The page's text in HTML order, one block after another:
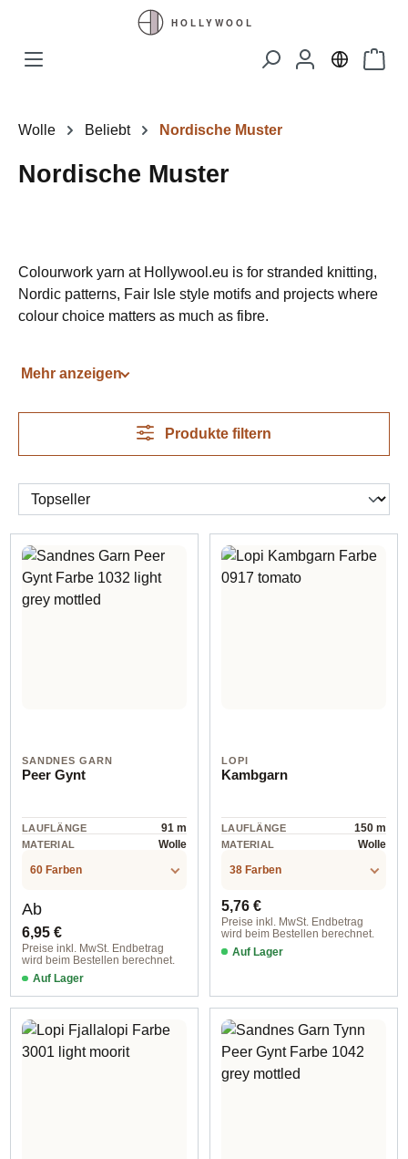
Zum Hauptinhalt springen
Wolle Beliebt Nordische Muster
Nordische Muster
Colourwork yarn at Hollywool.eu is for stranded knitting,
Nordic patterns, Fair Isle style motifs and projects where
colour choice matters as much as fibre.
This route should stay curated. Good colourwork
weights and product facts that support the pattern. Use
the category for discovery, then check the product page
before mixing yarns in one project.
Mehr anzeigen
Produkte filtern
SANDNES GARN
Peer Gynt
LAUFLÄNGE 91 m
MATERIAL
Wolle
60 Farben
Regulärer Preis:
Ab
6,95 €
Preise inkl. MwSt. Endbetrag
wird beim Bestellen berechnet.
Auf Lager
col. 1012 natural
LOPI
Kambgarn
LAUFLÄNGE 150 m
MATERIAL
Wolle
38 Farben
Regulärer Preis:
5,76 €
Preise inkl. MwSt. Endbetrag
wird beim Bestellen berechnet.
Auf Lager